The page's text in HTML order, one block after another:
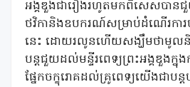
អង្គឌួងជារៀងរហូតមកពិសេសបានជួ
ថវិកានិងឧបករណ៍សម្រាប់ដំណើរការ
នេះ ដោយរលូនហើយសង្ឃឹមថាមូល
បន្តជួយដល់មន្ទីរពេទ្យព្រះអង្គឌួងក្នុ
ផ្នែកចក្ខុរោគដល់គ្រូពេទ្យយើងជាបន្